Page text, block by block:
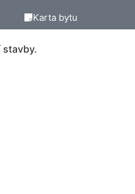
Karta bytu
stavby.